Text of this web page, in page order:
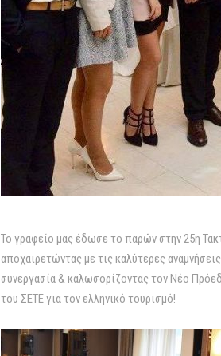
Το γραφείο μας έδωσε το παρών στην 25η
αποχαιρετώντας με τις καλύτερες
συνεργασία & καλωσορίζοντας τον Νέο
του ΣΕΤΕ για τον ελληνικό τουρισμό!